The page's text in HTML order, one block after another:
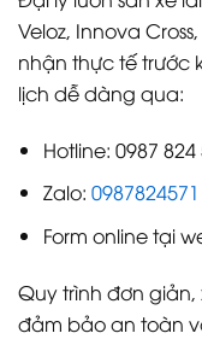
Veloz, Innova
nhận thực tế trước
lịch dễ dàng qua:
Hotline: 0987 824
Zalo: 0987824571
Form online tại
Quy trình đơn giản,
đảm bảo an toàn